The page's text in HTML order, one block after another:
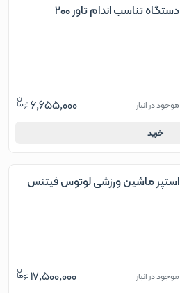
دستگاه تناسب اندام تاور 200
موجود در انبار 6,655,000
خرید
استپر ماشین ورزشی لوتوس فیتنس
موجود در انبار 17,500,000